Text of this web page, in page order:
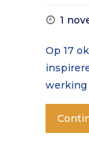
1
Op 17
werking